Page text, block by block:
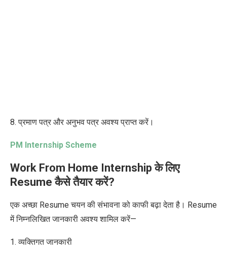
8. प्रमाण पत्र और अनुभव पत्र अवश्य प्राप्त करें।
PM Internship Scheme
Work From Home Internship के लिए
Resume कैसे तैयार करें?
एक अच्छा Resume चयन की संभावना को काफी बढ़ा देता है। Resume
में निम्नलिखित जानकारी अवश्य शामिल करें—
1. व्यक्तिगत जानकारी